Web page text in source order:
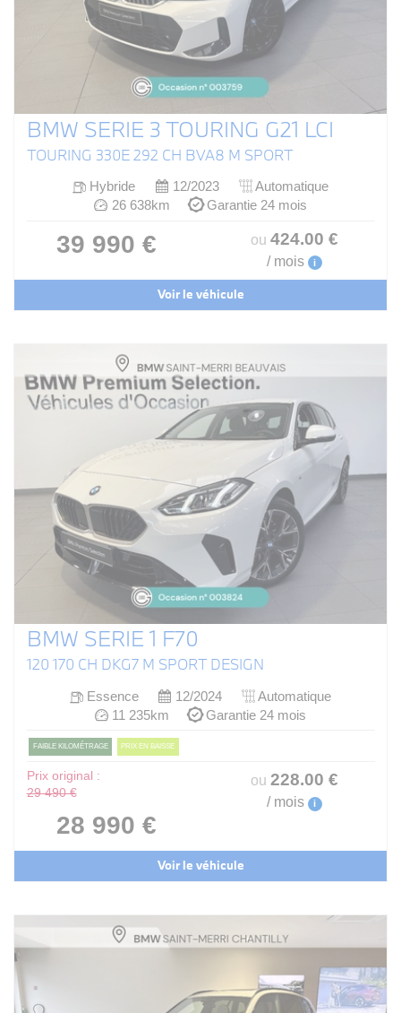
BMW SERIE 3 TOURING G21 LCI
TOURING 330E 292 CH BVA8 M SPORT
Hybride 12/2023
Automatique
26 638km
Garantie 24 mois
39 990 € ou 424.00 €
/ mois i
Voir le véhicule
BMW SERIE 1 F70
120 170 CH DKG7 M SPORT DESIGN
Essence 12/2024
Automatique
11 235km
Garantie 24 mois
FAIBLE KILOMÉTRAGE PRIX EN BAISSE
Prix original :
29 490 €
28 990 €
ou 228.00 €
/ mois i
Voir le véhicule